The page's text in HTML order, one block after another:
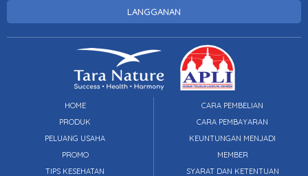
LANGGANAN
HOME
PRODUK
PELUANG USAHA
PROMO
TIPS KESEHATAN
CARA PEMBELIAN
CARA PEMBAYARAN
KEUNTUNGAN MENJADI
MEMBER
SYARAT DAN KETENTUAN